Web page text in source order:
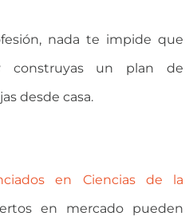
nada te impide que
construyas un plan de
desde casa.
en Ciencias de la
en mercado pueden